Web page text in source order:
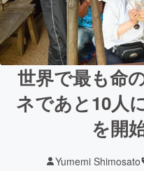
世界で最も命
ネであと10人
を開
Yumemi Shimosato